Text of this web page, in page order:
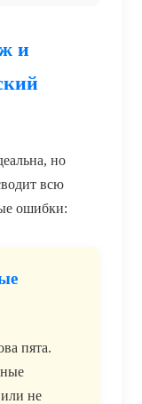
и
но
всю
ошибки:
пята.
или не